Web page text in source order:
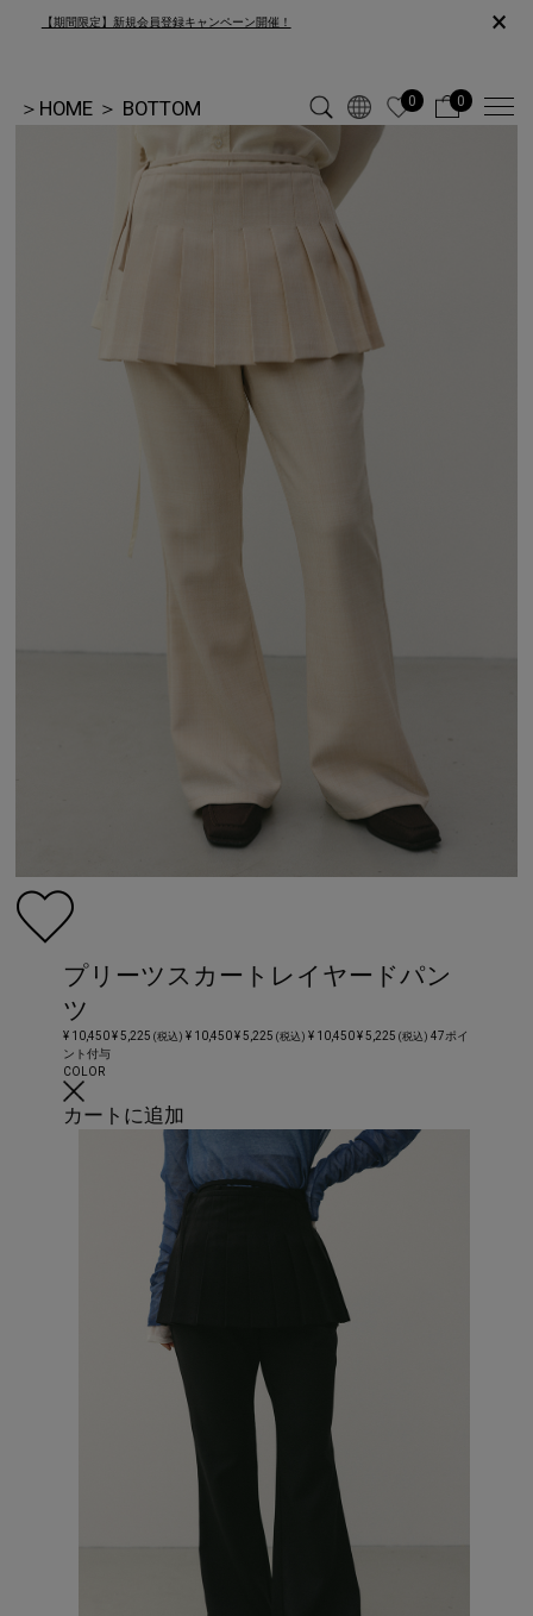
【期間限定】新規会員登録キャンペーン開催！ ×
＞ HOME ＞ BOTTOM 0 0
プリーツスカートレイヤードパン
ツ
¥ 10,450¥ 5,225(税込) ¥ 10,450¥ 5,225(税込) ¥ 10,450¥ 5,225 (税込) 47ポイ
ント付与
COLOR
カートに追加